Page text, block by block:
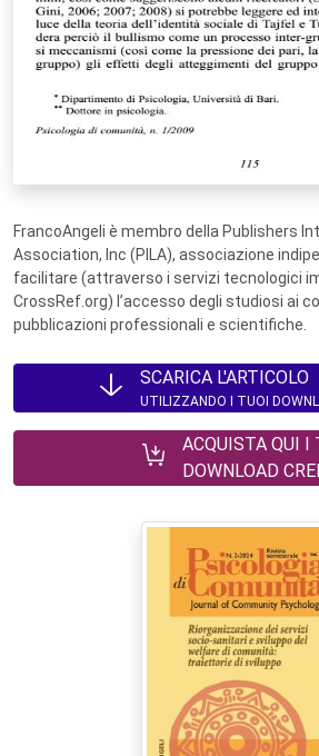
FrancoAngeli è membro della Publishers
Association, Inc (PILA), associazione
facilitare (attraverso i servizi tecnologici
CrossRef.org) l’accesso degli studiosi ai
pubblicazioni professionali e scientifiche.
SCARICA L'ARTICOLO
UTILIZZANDO I TUOI
ACQUISTA QUI I
DOWNLOAD